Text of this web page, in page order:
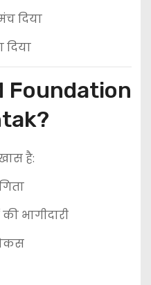
दिया
Foundation
है:
की भागीदारी